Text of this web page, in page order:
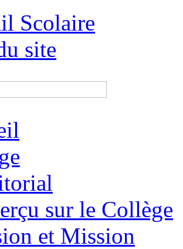
Scolaire
site
sur le Collège
et Mission